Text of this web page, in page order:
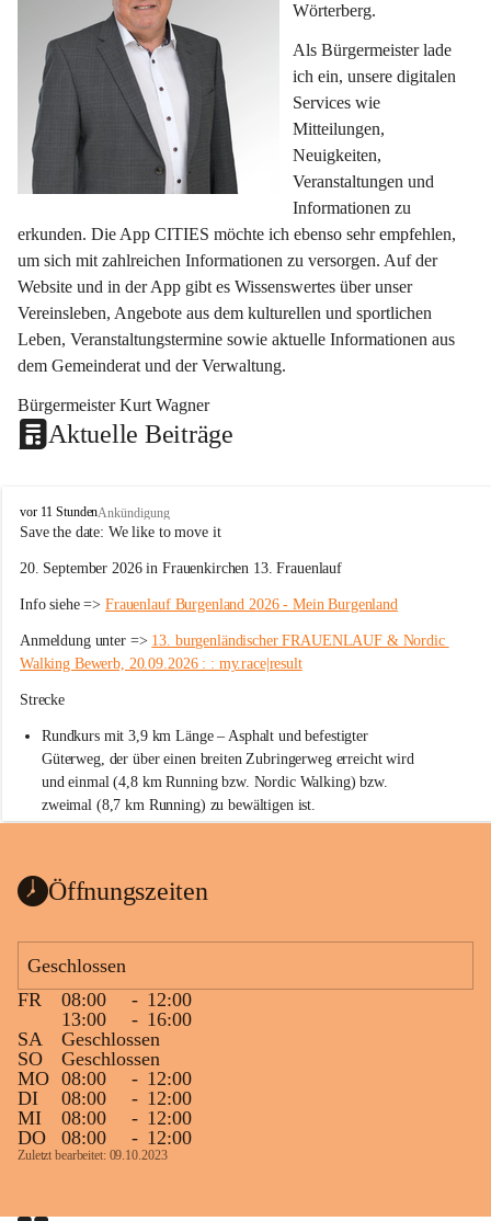
Wörterberg.
Als Bürgermeister lade
ich ein, unsere digitalen
Services wie
Mitteilungen,
Neuigkeiten,
Veranstaltungen und
Informationen zu
erkunden. Die App CITIES möchte ich ebenso sehr empfehlen,
um sich mit zahlreichen Informationen zu versorgen. Auf der
Website und in der App gibt es Wissenswertes über unser
Vereinsleben, Angebote aus dem kulturellen und sportlichen
Leben, Veranstaltungstermine sowie aktuelle Informationen aus
dem Gemeinderat und der Verwaltung.
Bürgermeister Kurt Wagner
Aktuelle Beiträge
W
ö
t
r
b
e
r
g
vor 11 StundenAnkündigung
Save the date: We like to move it
20. September 2026 in Frauenkirchen 13. Frauenlauf
Info siehe => Frauenlauf Burgenland 2026 - Mein Burgenland
Anmeldung unter => 13. burgenländischer FRAUENLAUF & Nordic
Walking Bewerb, 20.09.2026 : : my.race|result
Strecke
Rundkurs mit 3,9 km Länge – Asphalt und befestigter
Güterweg, der über einen breiten Zubringerweg erreicht wird
und einmal (4,8 km Running bzw. Nordic Walking) bzw.
zweimal (8,7 km Running) zu bewältigen ist.
Parkplatz auf der Rückseite der St. Martins Therme & Lodge
Zielgelände mit Verpflegungstruck
Ablauf
Samstag, 19.9.
13 bis 15 Uhr Startnummernausgabe, im Seminarraum der St.
Martins Therme & Lodge Frauenkirchen (vom Parkplatz hinter
der Therme zugänglich)
Sonntag, 20.9.
Öffnungszeiten
Geschlossen
FR
08:00 - 12:00
13:00
- 16:00
SA
Geschlossen
SO
Geschlossen
MO 08:00 - 12:00
DI
08:00 - 12:00
MI
08:00 - 12:00
DO
08:00 - 12:00
Zuletzt bearbeitet: 09.10.2023